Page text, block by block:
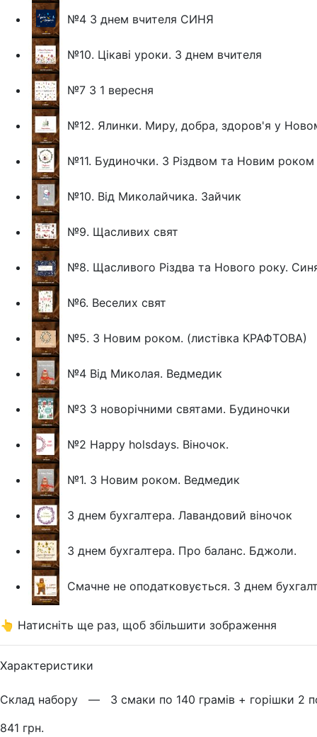
№4 З днем вчителя СИНЯ
№10. Цікаві уроки. З днем вчителя
№7 З 1 вересня
№12. Ялинки. Миру, добра, здоров'я у
№11. Будиночки. З Різдвом та Новим роком
№10. Від Миколайчика. Зайчик
№9. Щасливих свят
№8. Щасливого Різдва та Нового року.
№6. Веселих свят
№5. З Новим роком. (листівка КРАФТОВА)
№4 Від Миколая. Ведмедик
№3 З новорічними святами. Будиночки
№2 Happy holsdays. Віночок.
№1. З Новим роком. Ведмедик
З днем бухгалтера. Лавандовий віночок
З днем бухгалтера. Про баланс. Бджоли.
Смачне не оподатковується. З днем
👆 Натисніть ще раз, щоб збільшити зображення
Характеристики
Склад набору — 3 смаки по 140 грамів + горішки 2
841 грн.